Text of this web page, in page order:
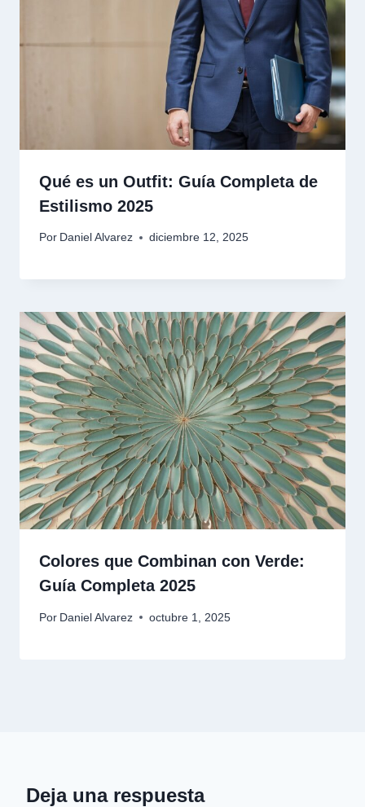
Qué es un Outfit: Guía Completa de
Estilismo 2025
Por Daniel Alvarez diciembre 12, 2025
Colores que Combinan con Verde:
Guía Completa 2025
Por Daniel Alvarez octubre 1, 2025
Deja una respuesta